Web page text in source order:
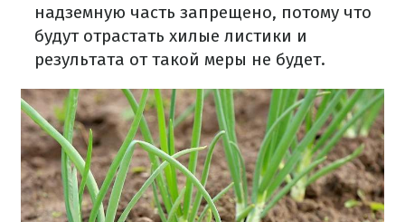
надземную часть запрещено, потому что
будут отрастать хилые листики и
результата от такой меры не будет.